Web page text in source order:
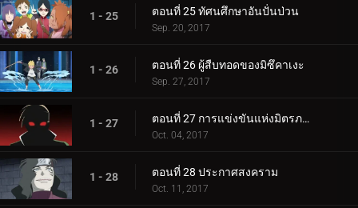
1 - 25 ตอนที่ 25 ทัศนศึกษาอันปั่นป่วน
Sep. 20, 2017
1 - 26 ตอนที่ 26 ผู้สืบทอดของมิซึคาเงะ
Sep. 27, 2017
1 - 27 ตอนที่ 27 การแข่งขันแห่งมิตรภาพของชิโนบิ
Oct. 04, 2017
1 - 28 ตอนที่ 28 ประกาศสงคราม
Oct. 11, 2017